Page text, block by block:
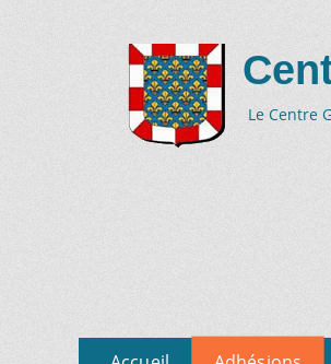
Le Centre
Menu